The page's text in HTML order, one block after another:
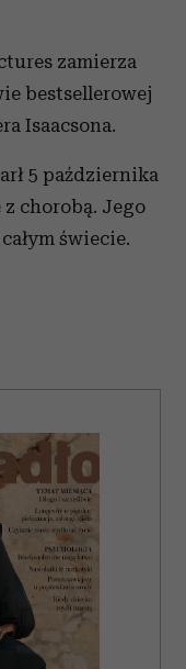
zamierza
bestsellerowej
Isaacsona.
5 października
chorobą. Jego
świecie.